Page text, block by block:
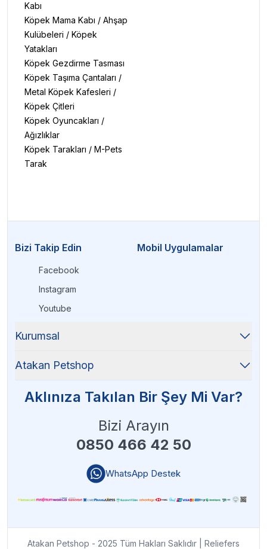
Kabı
Köpek Mama Kabı / Ahşap
Kulübeleri / Köpek
Yatakları
Köpek Gezdirme Tasması
Köpek Taşıma Çantaları /
Metal Köpek Kafesleri /
Köpek Çitleri
Köpek Oyuncakları /
Ağızlıklar
Köpek Tarakları / M-Pets
Tarak
Bizi Takip Edin
Facebook
Instagram
Youtube
Mobil Uygulamalar
Kurumsal
Atakan Petshop
Aklınıza Takılan Bir Şey Mi Var?
Bizi Arayın
0850 466 42 50
WhatsApp Destek
Atakan Petshop - 2025 Tüm Hakları Saklıdır | Reliefers